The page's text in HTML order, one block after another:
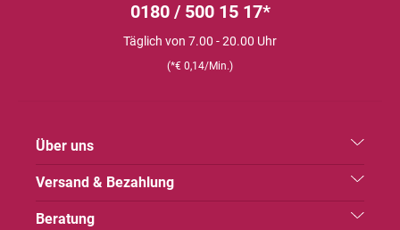
0180 / 500 15 17*
Täglich von 7.00 - 20.00 Uhr
(*€ 0,14/Min.)
Über uns
Versand & Bezahlung
Beratung